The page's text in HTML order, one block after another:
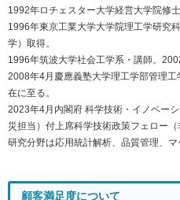
1992年ロチェスター大学経営大学院修士
1996年東京工業大学大学院理工学研究
学）取得。
1996年筑波大学社会工学系・講師。
2008年4月慶應義塾大学理工学部管理
在に至る。
2023年4月内閣府 科学技術・イノベー
災担当）付上席科学技術政策フェロー（
研究分野は応用統計解析、品質管理、マ
顧客満足度について